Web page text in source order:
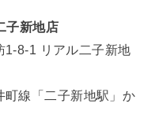
新地店
1-8-1 リアル二子新地
町線「二子新地駅」か